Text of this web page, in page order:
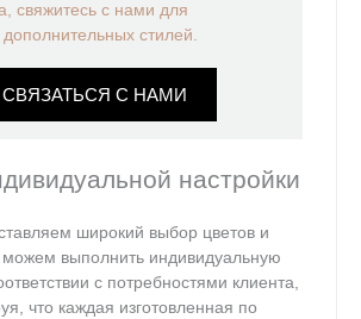
свяжитесь с нами для
стилей.
СВЯЗАТЬСЯ С НАМИ
настройки
широкий выбор цветов и
выполнить индивидуальную
с потребностями клиента,
что каждая изготовленная по